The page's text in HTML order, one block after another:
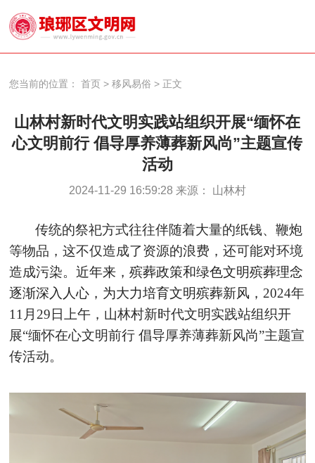
您当前的位置：首页 >移风易俗 > 正文
山林村新时代文明实践站组织开展“缅怀在
心文明前行 倡导厚养薄葬新风尚”主题宣传
活动
2024-11-29 16:59:28 来源： 山林村
传统的祭祀方式往往伴随着大量的纸钱、鞭炮
等物品，这不仅造成了资源的浪费，还可能对环境
造成污染。近年来，殡葬政策和绿色文明殡葬理念
逐渐深入人心，为大力培育文明殡葬新风 ， 2024年
11月29日上午，山林村新时代文明实践站组织开
展“缅怀在心文明前行 倡导厚养薄葬新风尚”主题宣
传活动。